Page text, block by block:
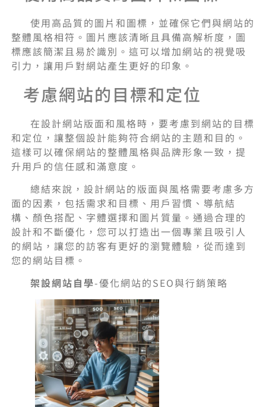
使用高品質的圖片和圖標，並確保它們與網站的
整體風格相符。圖片應該清晰且具備高解析度，圖
標應該簡潔且易於識別。這可以增加網站的視覺吸
引力，讓用戶對網站產生更好的印象。
考慮網站的目標和定位
在設計網站版面和風格時，要考慮到網站的目標
和定位，讓整個設計能夠符合網站的主題和目的。
這樣可以確保網站的整體風格與品牌形象一致，提
升用戶的信任感和滿意度。
總結來說，設計網站的版面與風格需要考慮多方
面的因素，包括需求和目標、用戶習慣、導航結
構、顏色搭配、字體選擇和圖片質量。通過合理的
設計和不斷優化，您可以打造出一個專業且吸引人
的網站，讓您的訪客有更好的瀏覽體驗，從而達到
您的網站目標。
架設網站自學-優化網站的SEO與行銷策略